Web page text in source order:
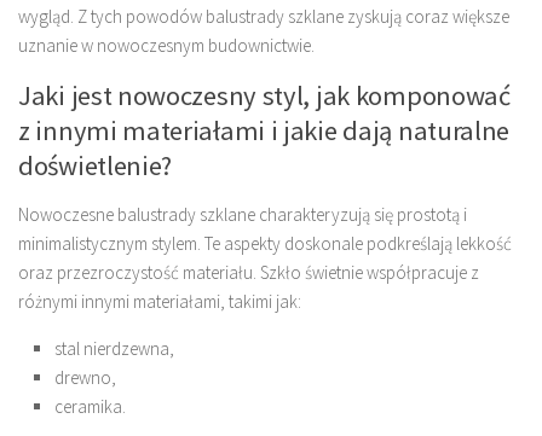
wygląd. Z tych powodów balustrady szklane zyskują coraz większe
uznanie w nowoczesnym budownictwie.
Jaki jest nowoczesny styl, jak komponować
z innymi materiałami i jakie dają naturalne
doświetlenie?
Nowoczesne balustrady szklane charakteryzują się prostotą i
minimalistycznym stylem. Te aspekty doskonale podkreślają lekkość
oraz przezroczystość materiału. Szkło świetnie współpracuje z
różnymi innymi materiałami, takimi jak:
stal nierdzewna,
drewno,
ceramika.